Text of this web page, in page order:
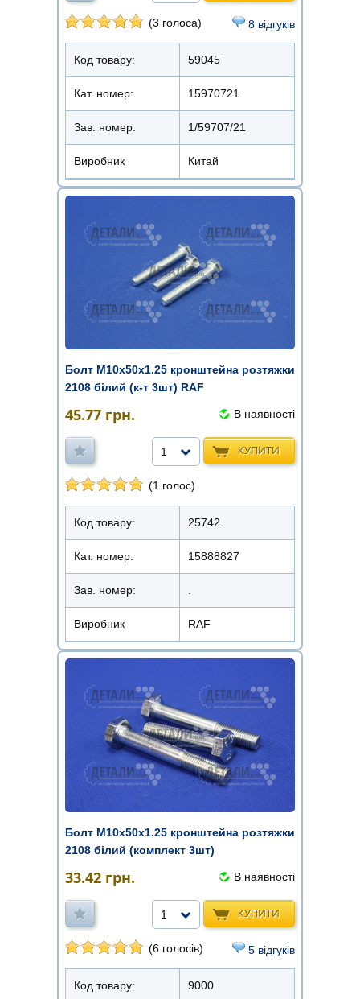
(3 голоса) 8 відгуків
Код товару: 59045
Кат. номер: 15970721
Зав. номер: 1/59707/21
Виробник Китай
Болт М10х50х1.25 кронштейна розтяжки
2108 білий (к-т 3шт) RAF
45.77 грн. В наявності
КУПИТИ
1
(1 голос)
Код товару: 25742
Кат. номер: 15888827
Зав. номер:
Виробник RAF
Болт М10х50х1.25 кронштейна розтяжки
2108 білий (комплект 3шт)
33.42 грн. В наявності
КУПИТИ
1
(6 голосів) 5 відгуків
Код товару: 9000